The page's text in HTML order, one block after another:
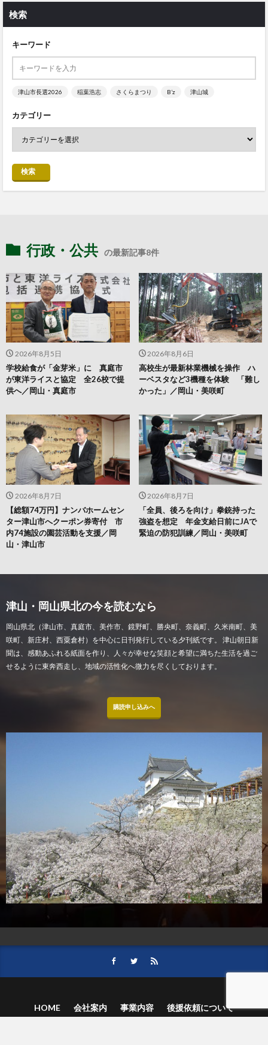
検索
キーワード
津山市長選2026 稲葉浩志 さくらまつり B’z 津山城
カテゴリー
検索
行政・公共 の最新記事8件
2026年8月7日
「全員、後ろを向け」拳銃持った
強盗を想定 年金支給日前にJAで
緊迫の防犯訓練／岡山・美咲町
2026年8月7日
【総額74万円】ナンバホームセン
ター津山市へクーポン券寄付 市
内74施設の園芸活動を支援／岡
山・津山市
2026年8月6日
高校生が最新林業機械を操作 ハ
ーベスタなど3機種を体験 「難し
かった」／岡山・美咲町
2026年8月5日
学校給食が「金芽米」に 真庭市
が東洋ライスと協定 全26校で提
供へ／岡山・真庭市
津山・岡山県北の今を読むなら
岡山県北（津山市、真庭市、美作市、鏡野町、勝央町、奈義町、久米南町、美
咲町、新庄村、西粟倉村）を中心に日刊発行している夕刊紙です。 津山朝日新
聞は、感動あふれる紙面を作り、人々が幸せな笑顔と希望に満ちた生活を過ご
せるように東奔西走し、地域の活性化へ微力を尽くしております。
購読申し込みへ
HOME 会社案内 事業内容
後援依頼について